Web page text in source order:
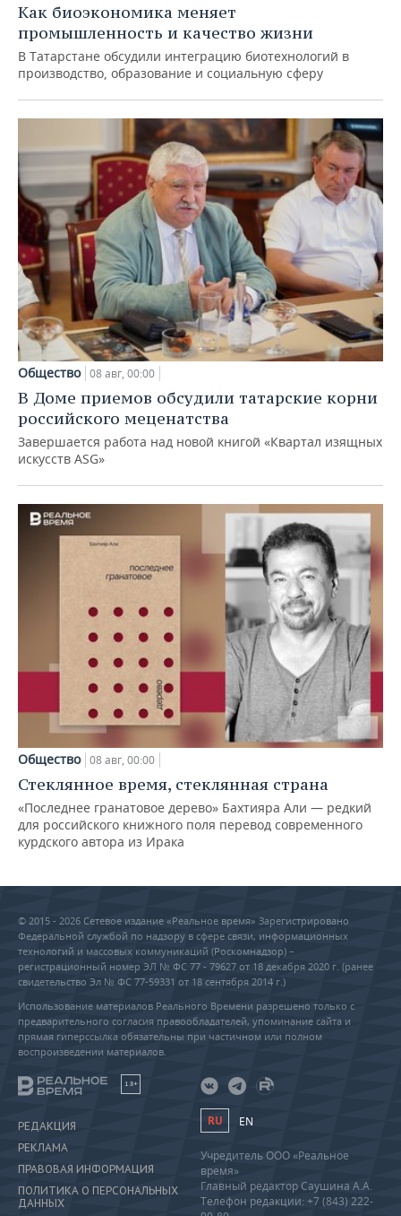
Как биоэкономика меняет
промышленность и качество жизни
В Татарстане обсудили интеграцию биотехнологий в
производство, образование и социальную сферу
Общество 08 авг, 00:00
В Доме приемов обсудили татарские корни
российского меценатства
Завершается работа над новой книгой «Квартал изящных
искусств ASG»
Общество 08 авг, 00:00
Стеклянное время, стеклянная страна
«Последнее гранатовое дерево» Бахтияра Али — редкий
для российского книжного поля перевод современного
курдского автора из Ирака
© 2015 - 2026 Сетевое издание «Реальное время» Зарегистрировано
Федеральной службой по надзору в сфере связи, информационных
технологий и массовых коммуникаций (Роскомнадзор) –
регистрационный номер ЭЛ № ФС 77 - 79627 от 18 декабря 2020 г. (ранее
свидетельство Эл № ФС 77-59331 от 18 сентября 2014 г.)
Использование материалов Реального Времени разрешено только с
предварительного согласия правообладателей, упоминание сайта и
прямая гиперссылка обязательны при частичном или полном
воспроизведении материалов.
18+
РЕДАКЦИЯ
РЕКЛАМА
ПРАВОВАЯ ИНФОРМАЦИЯ
ПОЛИТИКА О ПЕРСОНАЛЬНЫХ
ДАННЫХ
RU EN
Учредитель ООО «Реальное
время»
Главный редактор Саушина А.А.
Телефон редакции: +7 (843) 222-